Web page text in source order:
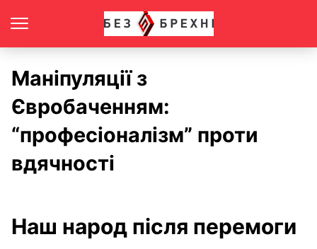
Маніпуляції з
Євробаченням:
“професіоналізм” проти
вдячності
Наш народ після перемоги